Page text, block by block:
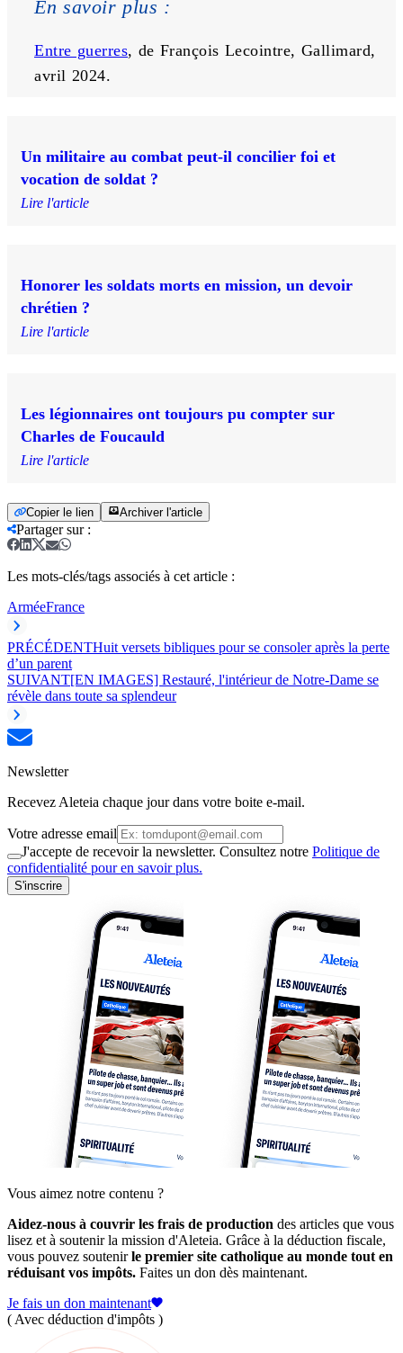
En savoir plus :
Entre guerres, de François Lecointre, Gallimard,
avril 2024.
Un militaire au combat peut-il concilier foi et
vocation de soldat ?
Lire l'article
Honorer les soldats morts en mission, un devoir
chrétien ?
Lire l'article
Les légionnaires ont toujours pu compter sur
Charles de Foucauld
Lire l'article
Copier le lien Archiver l'article
Partager sur:
Les mots-clés/tags associés à cet article :
ArméeFrance
PRÉCÉDENTHuit versets bibliques pour se consoler après la perte
d’un parent
SUIVANT[EN IMAGES] Restauré, l'intérieur de Notre-Dame se
révèle dans toute sa splendeur
Newsletter
Recevez Aleteia chaque jour dans votre boite e-mail.
Votre adresse email
J'accepte de recevoir la newsletter. Consultez notre Politique de
confidentialité pour en savoir plus.
S'inscrire
Vous aimez notre contenu ?
Aidez-nous à couvrir les frais de production des articles que vous
lisez et à soutenir la mission d'Aleteia. Grâce à la déduction fiscale,
vous pouvez soutenirle premier site catholique au monde tout en
réduisant vos impôts. Faites un don dès maintenant.
Je fais un don maintenant
( Avec déduction d'impôts )